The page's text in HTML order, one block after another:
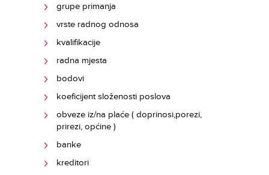
grupe primanja
vrste radnog odnosa
kvalifikacije
radna mjesta
bodovi
koeficijent složenosti poslova
obveze iz/na plaće ( doprinosi,porezi,
prirezi, općine )
banke
kreditori